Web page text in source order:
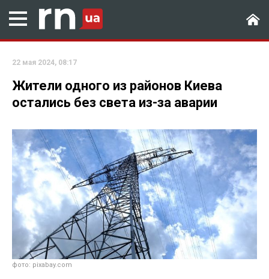
22 мая 2024, 08:17
Жители одного из районов Киева
остались без света из-за аварии
фото: pixabay.com